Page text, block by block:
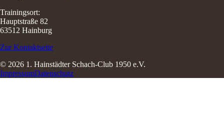
Trainingsort:
Hauptstraße 82
63512 Hainburg
Zur Kontaktseite
© 2026 1. Hainstädter Schach-Club 1950 e.V.
ImpressumDatenschutz